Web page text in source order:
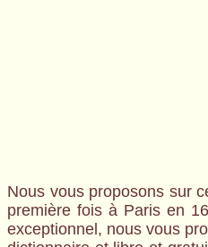
Nous vous proposons sur
première fois à Paris en
exceptionnel, nous vous